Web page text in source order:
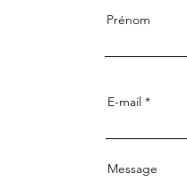
Prénom
E-mail
Message